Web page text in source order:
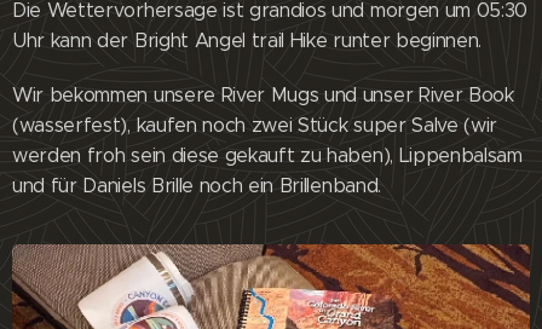
Die Wettervorhersage ist grandios und morgen um 05:30
Uhr kann der Bright Angel trail Hike runter beginnen.
Wir bekommen unsere River Mugs und unser River Book
(wasserfest), kaufen noch zwei Stück super Salve (wir
werden froh sein diese gekauft zu haben), Lippenbalsam
und für Daniels Brille noch ein Brillenband.